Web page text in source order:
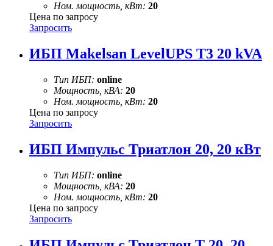
Ном. мощность, кВт: 20
Цена по запросу
Запросить
ИБП Makelsan LevelUPS T3 20 kVA
Тип ИБП: online
Мощность, кВА: 20
Ном. мощность, кВт: 20
Цена по запросу
Запросить
ИБП Импульс Триатлон 20, 20 кВт
Тип ИБП: online
Мощность, кВА: 20
Ном. мощность, кВт: 20
Цена по запросу
Запросить